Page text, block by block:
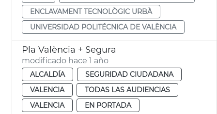
ENCLAVAMENT TECNOLÒGIC URBÀ
UNIVERSIDAD POLITÉCNICA DE VALÈNCIA
Pla València + Segura
modificado hace 1 año
ALCALDÍA
SEGURIDAD CIUDADANA
VALENCIA
TODAS LAS AUDIENCIAS
VALENCIA
EN PORTADA